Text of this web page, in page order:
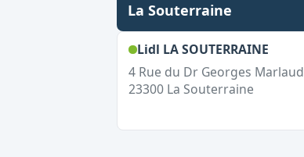
La Souterraine
Lidl LA SOUTERRAINE,
4 Rue du Dr Georges Marlaud
23300 La Souterraine